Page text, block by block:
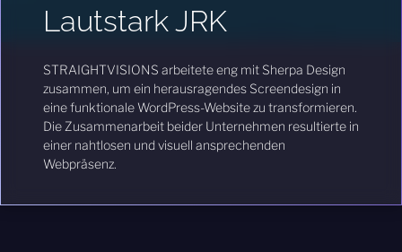
Lautstark JRK
STRAIGHTVISIONS arbeitete eng mit Sherpa Design
zusammen, um ein herausragendes Screendesign in
eine funktionale WordPress-Website zu transformieren.
Die Zusammenarbeit beider Unternehmen resultierte in
einer nahtlosen und visuell ansprechenden
Webpräsenz.